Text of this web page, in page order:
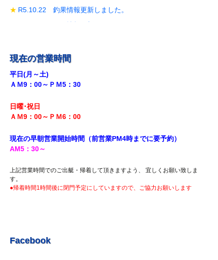
R5.10.22 釣果情報更新しました。
R5.9.28 釣果情報更新しました。
R5.9.18釣果情報更新しました。
R5.8.12 釣果情報更新しました。
R5.7.29 釣果情報更新しました。
R5.7.27 釣果情報更新しました。
R5.7.16 釣果情報更新しました。
R5.7.3 釣果情報更新しました。
R5.5.20 釣果情報更新しました。
現在の営業時間
平日(月～土)
ＡＭ9：00～ＰＭ5：30
日曜･祝日
ＡＭ9：00～ＰＭ6 ：00
現在の早朝営業開始時間（前営業PM4時までに要予約）
AM5 ：30～
上記営業時間でのご出艇・帰着して頂きますよう、 宜しくお願い致しま
す。
●帰着時間1時間後に閉門予定にしていますので、ご協力お願いします
Facebook